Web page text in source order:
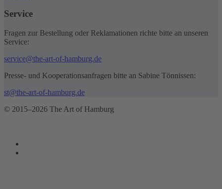
Service
Fragen zur Bestellung oder Reklamationen richte bitte an unseren
Service:
service@the-art-of-hamburg.de
Presse- und Kooperationsanfragen bitte an Sabine Tönnissen:
st@the-art-of-hamburg.de
© 2015–2026 The Art of Hamburg